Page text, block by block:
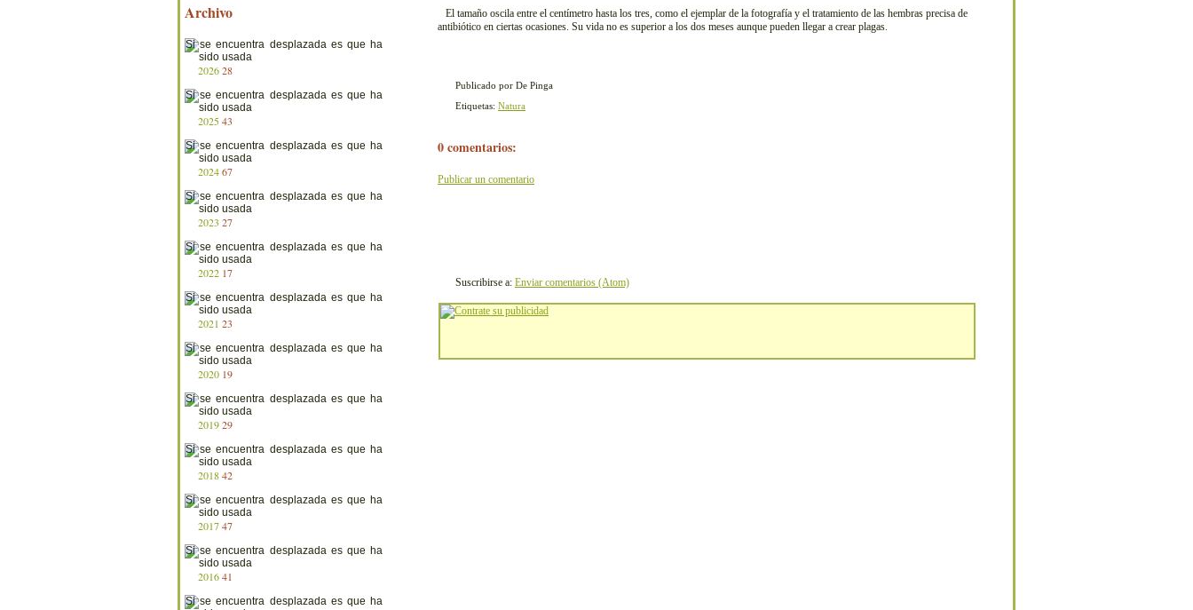
El tamaño oscila entre el centímetro hasta los tres, como el ejemplar de la fotografía y el tratamiento de las hembras precisa de
antibiótico en ciertas ocasiones. Su vida no es superior a los dos meses aunque pueden llegar a crear plagas.
Publicado por De Pinga
Etiquetas: Natura
0 comentarios:
Publicar un comentario
Suscribirse a: Enviar comentarios (Atom)
Archivo
202628
202543
202467
2023 27
2022 17
2021 23
2020 19
201929
201842
201747
201641